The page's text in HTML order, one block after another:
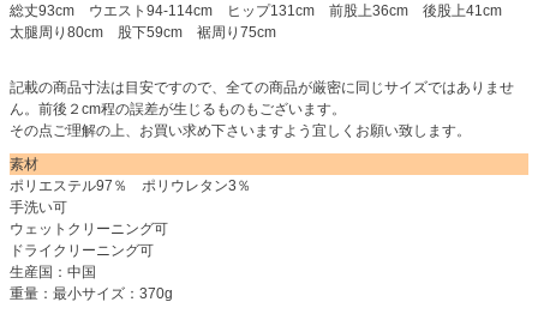
総丈93cm ウエスト94-114cm ヒップ131cm 前股上36cm 後股上41cm
太腿周り80cm 股下59cm 裾周り75cm
記載の商品寸法は目安ですので、全ての商品が厳密に同じサイズではありませ
ん。前後２cm程の誤差が生じるものもございます。
その点ご理解の上、お買い求め下さいますよう宜しくお願い致します。
素材
ポリエステル97％ ポリウレタン3％
手洗い可
ウェットクリーニング可
ドライクリーニング可
生産国：中国
重量：最小サイズ：370g